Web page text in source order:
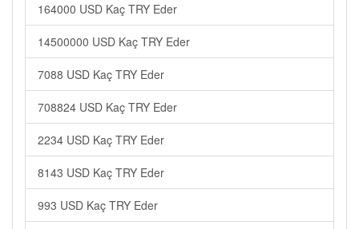
164000 USD Kaç TRY Eder
14500000 USD Kaç TRY Eder
7088 USD Kaç TRY Eder
708824 USD Kaç TRY Eder
2234 USD Kaç TRY Eder
8143 USD Kaç TRY Eder
993 USD Kaç TRY Eder